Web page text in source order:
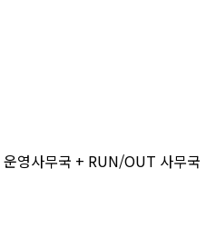
영사무국 + RUN/OUT 사무국